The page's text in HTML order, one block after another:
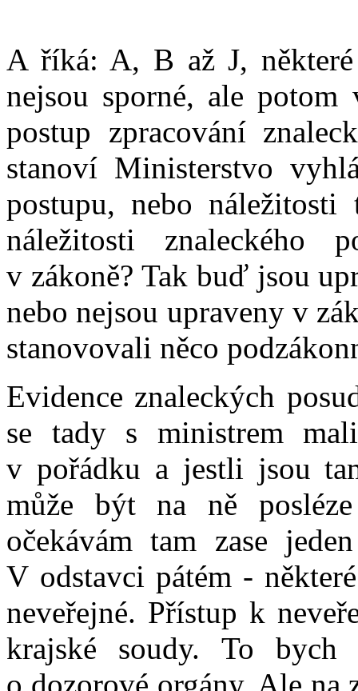
A říká: A, B až J, některé
nejsou sporné, ale potom
postup zpracování
stanoví Ministerstvo
postupu, nebo náležitosti
náležitosti znaleckého
v zákoně? Tak buď jsou
nebo nejsou upraveny v
stanovovali něco
Evidence znaleckých
se tady s ministrem
v pořádku a jestli jsou
může být na ně
očekávám tam zase
V odstavci pátém -
neveřejné. Přístup k
krajské soudy. To bych
o dozorové orgány. Ale na